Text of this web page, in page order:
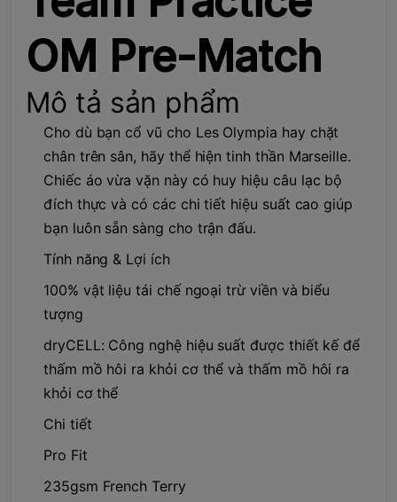
OM Pre-Match
Mô tả sản phẩm
Cho dù bạn cổ vũ cho Les Olympia hay chặt
chân trên sân, hãy thể hiện tinh thần Marseille.
Chiếc áo vừa vặn này có huy hiệu câu lạc bộ
đích thực và có các chi tiết hiệu suất cao giúp
bạn luôn sẵn sàng cho trận đấu.
Tính năng & Lợi ích
100% vật liệu tái chế ngoại trừ viền và biểu
tượng
dryCELL: Công nghệ hiệu suất được thiết kế để
thấm mồ hôi ra khỏi cơ thể và thấm mồ hôi ra
khỏi cơ thể
Chi tiết
Pro Fit
235gsm French Terry